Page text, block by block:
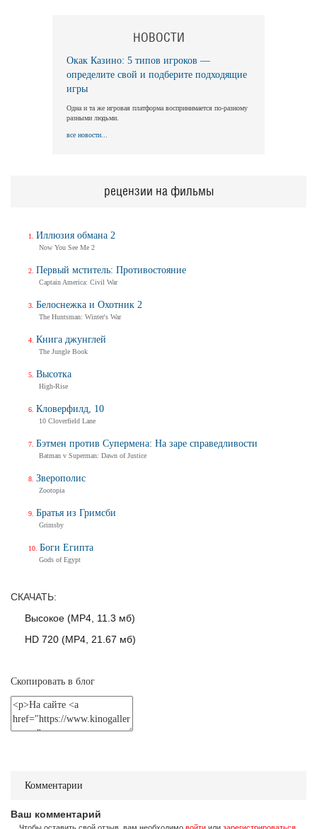
Длинная ночь, короткое утро
Long Nights Short Mornings
Трейлер
Ballerina
Не стучи дважды
СКАЧАТЬ:
Высокое (MP4, 11.3 мб)
HD 720 (MP4, 21.67 мб)
Скопировать в блог
Комментарии
Ваш комментарий
Чтобы оставить свой отзыв, вам необходимо войти или зарегистрироваться
НОВОСТИ
Окак Казино: 5 типов игроков —
определите свой и подберите подходящие
игры
Одна и та же игровая платформа воспринимается по-разному
разными людьми.
все новости...
рецензии на фильмы
Иллюзия обмана 2
Now You See Me 2
Первый мститель: Противостояние
Captain America: Civil War
Белоснежка и Охотник 2
The Huntsman: Winter's War
Книга джунглей
The Jungle Book
Высотка
High-Rise
Кловерфилд, 10
10 Cloverfield Lane
Бэтмен против Супермена: На заре справедливости
Batman v Superman: Dawn of Justice
Зверополис
Zootopia
Братья из Гримсби
Grimsby
Боги Египта
Gods of Egypt